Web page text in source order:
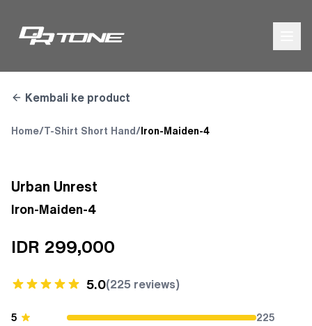
Kembali ke product
Home/T-Shirt Short Hand / Iron-Maiden-4
Urban Unrest
Iron-Maiden-4
IDR 299,000
5.0(225 reviews)
5
225